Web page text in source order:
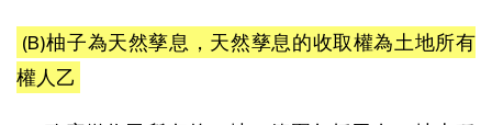
(B)柚子為天然孳息，天然孳息的收取權為土地所有
權人乙